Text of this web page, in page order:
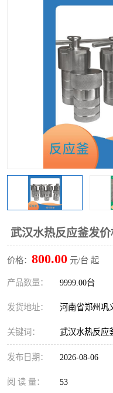
武汉水热反应釜发
价格： 800.00 元/台 起
产品数量： 9999.00台
发货地址： 河南省郑州巩
关键词： 武汉水热反应
发布日期： 2026-08-06
阅 读 量： 53
高温循环油浴锅母
多功能水浴锅
单层玻璃反应釜
磁力搅拌器
加热模块